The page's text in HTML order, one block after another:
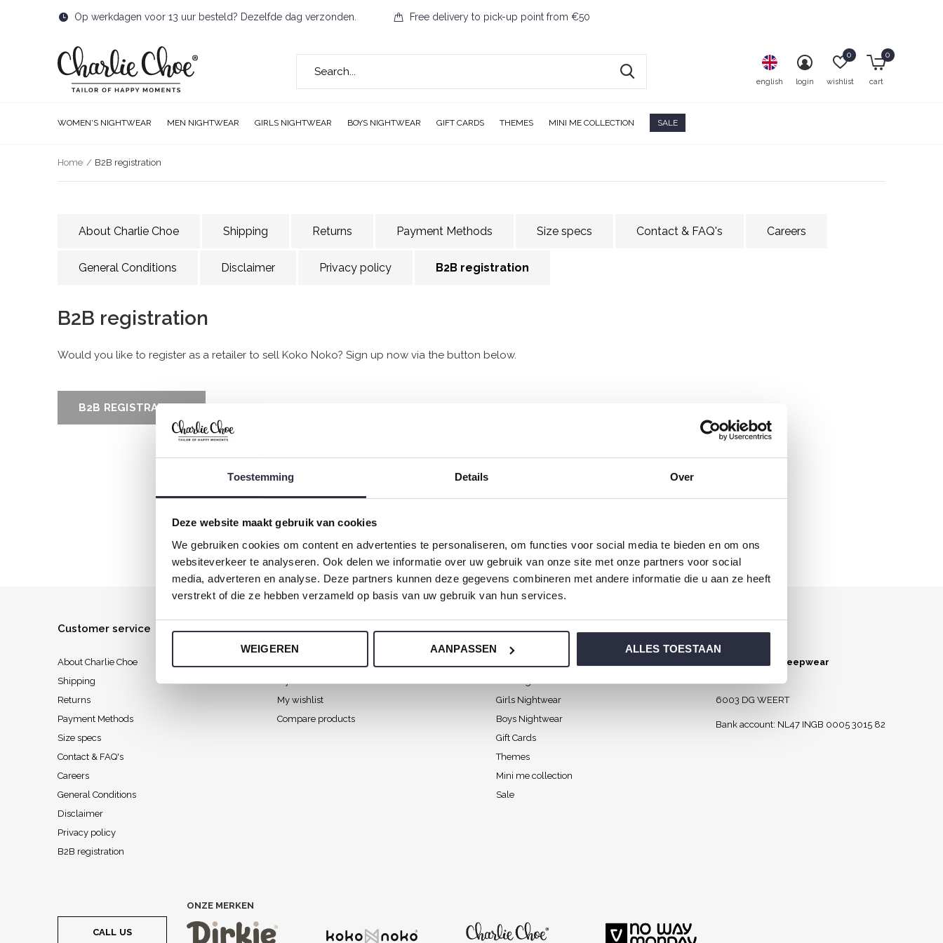
Toestemming Details Over
Deze website maakt gebruik van cookies
We gebruiken cookies om content en advertenties te personaliseren, om functies voor social media te bieden en om ons
websiteverkeer te analyseren. Ook delen we informatie over uw gebruik van onze site met onze partners voor social
media, adverteren en analyse. Deze partners kunnen deze gegevens combineren met andere informatie die u aan ze heeft
verstrekt of die ze hebben verzameld op basis van uw gebruik van hun services.
WEIGEREN AANPASSEN ALLES TOESTAAN
WOMEN'S NIGHTWEAR MEN NIGHTWEAR GIRLS NIGHTWEAR BOYS NIGHTWEAR GIFT CARDS THEMES MINI ME COLLECTION SALE
english login wishlist
0
cart
0
Op werkdagen voor 13 uur besteld? Dezelfde dag verzonden. Free delivery to pick-up point from €50
Home B2B registration
About Charlie Choe Shipping Returns Payment Methods Size specs Contact & FAQ's Careers
General Conditions Disclaimer Privacy policy B2B registration
B2B registration
Would you like to register as a retailer to sell Koko Noko? Sign up now via the button below.
B2B REGISTRATION
Made with love every Sunday morning so you wake up feeling wonderful.
Customer service
About Charlie Choe
Shipping
Returns
Payment Methods
Size specs
Contact & FAQ's
Careers
General Conditions
Disclaimer
Privacy policy
B2B registration
My account
My orders
My wishlist
Compare products
Categories
Men Nightwear
Girls Nightwear
Boys Nightwear
Gift Cards
Themes
Mini me collection
Sale
Charlie Choe Sleepwear
Celsiusstraat 2
6003 DG WEERT
Bank account: NL47 INGB 0005 3015 82
CALL US
ONZE MERKEN